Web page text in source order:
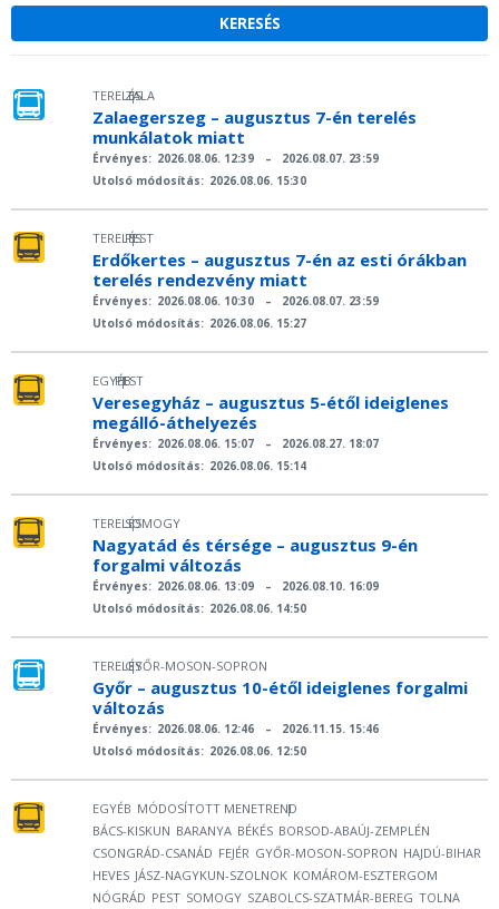
TERELÉS
|
ZALA
Zalaegerszeg – augusztus 7-én terelés
munkálatok miatt
Érvényes: 2026.08.06. 12:39 –
2026.08.07. 23:59
Utolsó módosítás: 2026.08.06. 15:30
TERELÉS
|
PEST
Erdőkertes – augusztus 7-én az esti órákban
terelés rendezvény miatt
Érvényes: 2026.08.06. 10:30 –
2026.08.07. 23:59
Utolsó módosítás: 2026.08.06. 15:27
EGYÉB
|
PEST
Veresegyház – augusztus 5-étől ideiglenes
megálló-áthelyezés
Érvényes: 2026.08.06. 15:07 –
2026.08.27. 18:07
Utolsó módosítás: 2026.08.06. 15:14
TERELÉS
|
SOMOGY
Nagyatád és térsége – augusztus 9-én
forgalmi változás
Érvényes: 2026.08.06. 13:09 –
2026.08.10. 16:09
Utolsó módosítás: 2026.08.06. 14:50
TERELÉS
|
GYŐR-MOSON-SOPRON
Győr – augusztus 10-étől ideiglenes forgalmi
változás
Érvényes: 2026.08.06. 12:46 –
2026.11.15. 15:46
Utolsó módosítás: 2026.08.06. 12:50
EGYÉB MÓDOSÍTOTT MENETREND
|
BÁCS-KISKUN BARANYA BÉKÉS BORSOD-ABAÚJ-ZEMPLÉN
CSONGRÁD-CSANÁD FEJÉR GYŐR-MOSON-SOPRON HAJDÚ-BIHAR
HEVES JÁSZ-NAGYKUN-SZOLNOK KOMÁROM-ESZTERGOM
NÓGRÁD PEST SOMOGY SZABOLCS-SZATMÁR-BEREG TOLNA